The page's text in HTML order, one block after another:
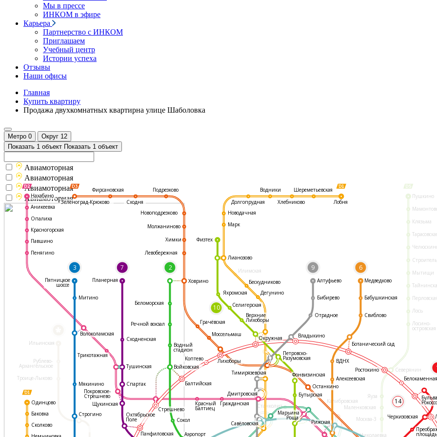
Мы в прессе
ИНКОМ в эфире
Карьера
Партнерство с ИНКОМ
Приглашаем
Учебный центр
Истории успеха
Отзывы
Наши офисы
Главная
Купить квартиру
Продажа двухкомнатных квартирна улице Шаболовка
Метро 0 Округ 12
Показать 1 объект Показать 1 объект
Илимская
Пушкино
Клязьма
Мытищи
Лось
Лосино-
островская
Северянин
Яуза
Маленковская
Москва-3
Николаевка
Ильинская
Рублево-
Архангельское
Троице-Лыково
Калибровская
Станколит
3 7
14
2 9 6
10
Фирсановская
Сходня
Подрезково
Новоподрезково
Молжаниново
Химки
Левобережная
Ховрино
Грачёвская
Моссельмаш
Останкино
Медведково
Бабушкинская
Свиблово
ВДНХ
Алексеевская
Рижская
Аэропорт
Сокол
Красный
Балтиец
Гражданская
Дмитровская
Коптево Лихоборы
Балтийская
Войковская
Водный
стадион
Сходненская
Трикотажная
Волоколамская
Тушинская
Мякинино
Строгино
Митино
Нахабино
Аникеевка
Опалиха
Красногорская
Павшино
Пенягино
Одинцово
Баковка
Сколково
Пятницкое
шоссе
Планерная
Спартак
Стрешнево
Щукинская
Октябрьское
Поле
Панфиловская
Окружная
Дегунино
Бескудниково
Верхние
Лихоборы
Селигерская
Физтех
Яхромская
Марк
Лианозово
Новодачная
Речной вокзал
Беломорская
Долгопрудная
Водники
Хлебниково
Шереметьевская
Лобня
Тимирязевская
Марьина
Роща
Савёловская
Фонвизинская
Бутырская
Петровско-
Разумовская
Покровское-
Стрешнево
Бибирево
Отрадное
Владыкино
Ботанический сад
Алтуфьево
Ростокино
Черкизовская
площадь
Зеленоград-Крюково
Авиамоторная
Авиамоторная
Авиамоторная
Авиамоторная